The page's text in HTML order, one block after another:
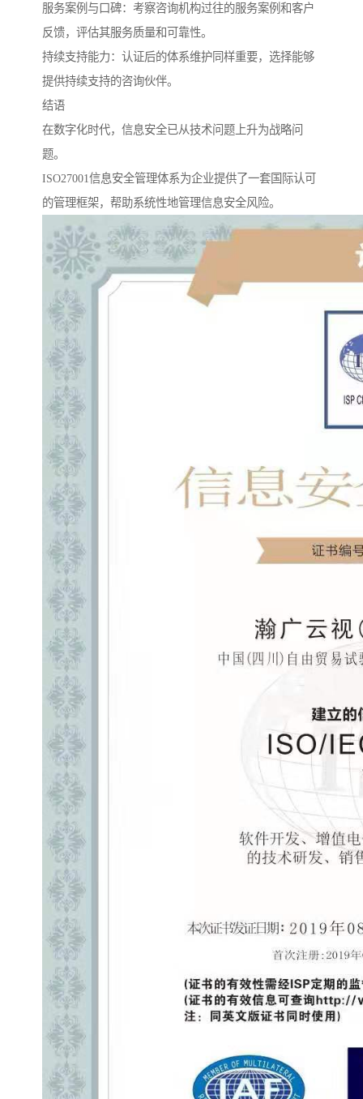
服务案例与口碑：考察咨询机构过往的服务案例和客户
反馈，评估其服务质量和可靠性。
持续支持能力：认证后的体系维护同样重要，选择能够
提供持续支持的咨询伙伴。
结语
在数字化时代，信息安全已从技术问题上升为战略问
题。
ISO27001信息安全管理体系为企业提供了一套国际认可
的管理框架，帮助系统性地管理信息安全风险。